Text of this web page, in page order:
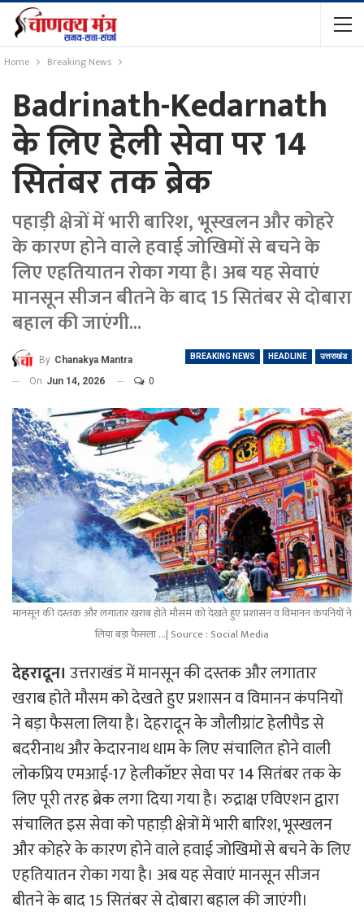
Home Breaking News
Badrinath-Kedarnath
के लिए हेली सेवा पर 14
सितंबर तक ब्रेक
पहाड़ी क्षेत्रों में भारी बारिश, भूस्खलन और कोहरे
के कारण होने वाले हवाई जोखिमों से बचने के
लिए एहतियातन रोका गया है। अब यह सेवाएं
मानसून सीजन बीतने के बाद 15 सितंबर से दोबारा
बहाल की जाएंगी...
BREAKING NEWS HEADLINE उत्तराखंड
By Chanakya Mantra
On Jun 14, 2026 0
मानसून की दस्तक और लगातार खराब होते मौसम को देखते हुए प्रशासन व विमानन कंपनियों ने
लिया बड़ा फैसला ...| Source : Social Media
देहरादून। उत्तराखंड में मानसून की दस्तक और लगातार
खराब होते मौसम को देखते हुए प्रशासन व विमानन कंपनियों
ने बड़ा फैसला लिया है। देहरादून के जौलीग्रांट हेलीपैड से
बदरीनाथ और केदारनाथ धाम के लिए संचालित होने वाली
लोकप्रिय एमआई-17 हेलीकॉप्टर सेवा पर 14 सितंबर तक के
लिए पूरी तरह ब्रेक लगा दिया गया है। रुद्राक्ष एविएशन द्वारा
संचालित इस सेवा को पहाड़ी क्षेत्रों में भारी बारिश, भूस्खलन
और कोहरे के कारण होने वाले हवाई जोखिमों से बचने के लिए
एहतियातन रोका गया है। अब यह सेवाएं मानसून सीजन
बीतने के बाद 15 सितंबर से दोबारा बहाल की जाएंगी।